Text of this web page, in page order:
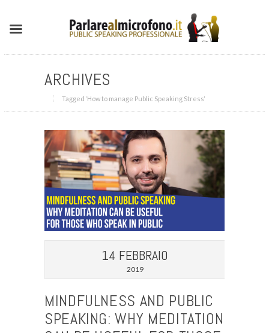
ARCHIVES
Tagged ‘How to manage Public Speaking Stress‘
14 FEBBRAIO
2019
MINDFULNESS AND PUBLIC
SPEAKING: WHY MEDITATION